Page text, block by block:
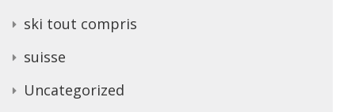
ski tout compris
suisse
Uncategorized